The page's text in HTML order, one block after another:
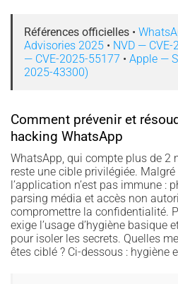
Références officielles •
Advisories 2025 • NVD —
— CVE-2025-55177 • Apple —
2025-43300)
Comment prévenir et
hacking WhatsApp
WhatsApp, qui compte plus de 2
reste une cible privilégiée.
l’application n’est pas immune :
parsing média et accès non
compromettre la confidentialité.
exige l’usage d’hygiène basique
pour isoler les secrets. Quelles
êtes ciblé ? Ci-dessous : hygiène